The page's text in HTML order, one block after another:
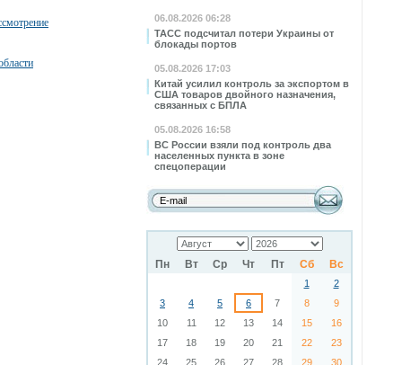
06.08.2026 06:28
ТАСС подсчитал потери Украины от
блокады портов
05.08.2026 17:03
Китай усилил контроль за экспортом в
США товаров двойного назначения,
связанных с БПЛА
05.08.2026 16:58
ВС России взяли под контроль два
населенных пункта в зоне
спецоперации
Пн Вт Ср Чт Пт Сб Вс
1
2
3
4 5 6 7 8
9
10
11 12 13 14 15
16
17
18 19 20 21 22
23
24
25 26 27 28 29 30